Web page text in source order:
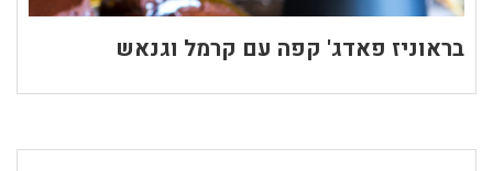
בראוניז פאדג' קפה עם קרמל וגנאש